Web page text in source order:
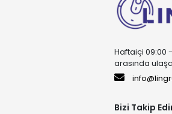
Haftaiçi 09:00
arasında
Bizi Takip